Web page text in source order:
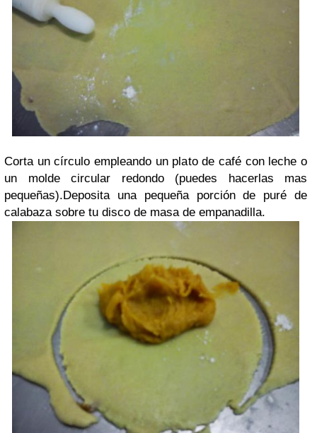
Corta un círculo empleando un plato de café con leche o
un molde circular redondo (puedes hacerlas mas
pequeñas).Deposita una pequeña porción de puré de
calabaza sobre tu disco de masa de empanadilla.